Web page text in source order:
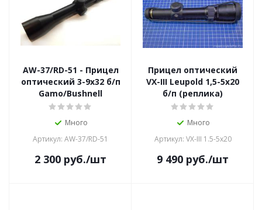
AW-37/RD-51 - Прицел
оптический 3-9x32 б/п
Gamo/Bushnell
Много
Артикул: AW-37/RD-51
2 300 руб./шт
Прицел оптический
VX-III Leupold 1,5-5x20
б/п (реплика)
Много
Артикул: VX-III 1.5-5x20
9 490 руб./шт